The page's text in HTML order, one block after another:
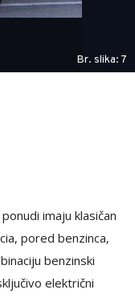
Br. slika: 7
imaju klasičan
pored benzinca,
benzinski
električni